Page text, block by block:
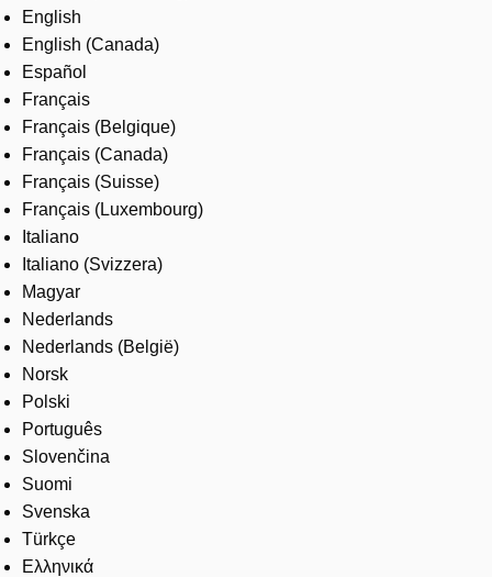
Careers
English
English (Canada)
Español
Français
Français (Belgique)
Français (Canada)
Français (Suisse)
Français (Luxembourg)
Italiano
Italiano (Svizzera)
Magyar
Nederlands
Nederlands (België)
Norsk
Polski
Português
Slovenčina
Suomi
Svenska
Türkçe
Ελληνικά